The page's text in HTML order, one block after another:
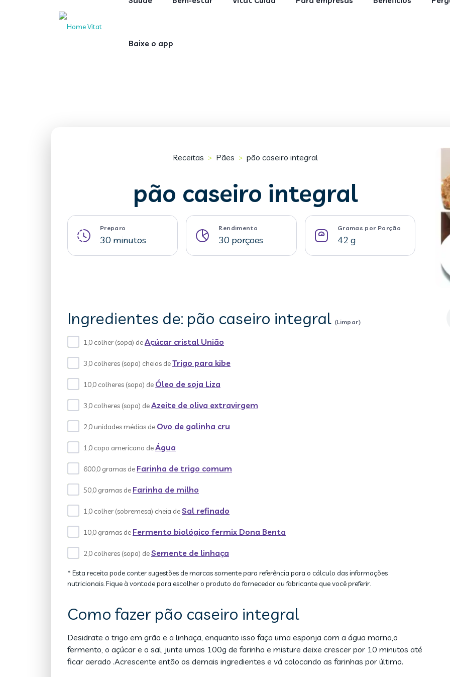
Baixe o app
Receitas > Pães > pão caseiro integral
pão caseiro integral
Preparo
30 minutos
Rendimento
30 porçoes
Gramas por Porção
42 g
Ingredientes de: pão caseiro integral (Limpar)
1,0 colher (sopa) deAçúcar cristal União
3,0 colheres (sopa) cheias deTrigo para kibe
10,0 colheres (sopa) de Óleo de soja Liza
3,0 colheres (sopa) deAzeite de oliva extravirgem
2,0 unidades médias de Ovo de galinha cru
1,0 copo americano deÁgua
600,0 gramas de Farinha de trigo comum
50,0 gramas de Farinha de milho
1,0 colher (sobremesa) cheia deSal refinado
10,0 gramas de Fermento biológico fermix Dona Benta
2,0 colheres (sopa) deSemente de linhaça
* Esta receita pode conter sugestões de marcas somente para referência para o cálculo das informações
nutricionais. Fique à vontade para escolher o produto do fornecedor ou fabricante que você preferir.
Como fazer pão caseiro integral
Desidrate o trigo em grão e a linhaça, enquanto isso faça uma esponja com a água morna,o
fermento, o açúcar e o sal, junte umas 100g de farinha e misture deixe crescer por 10 minutos até
ficar aerado .Acrescente então os demais ingredientes e vá colocando as farinhas por último.